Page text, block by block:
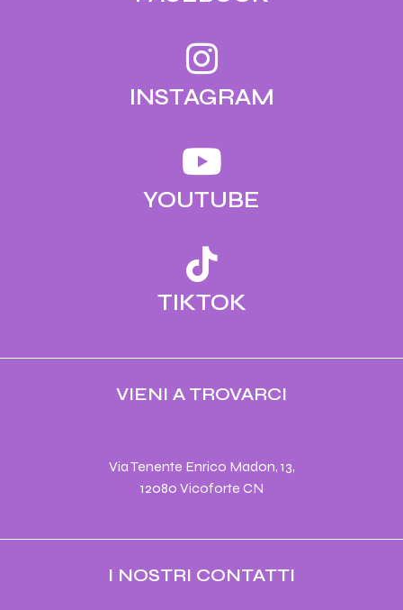
INSTAGRAM
YOUTUBE
TIKTOK
VIENI A TROVARCI
Via Tenente Enrico Madon, 13,
12080 Vicoforte CN
I NOSTRI CONTATTI